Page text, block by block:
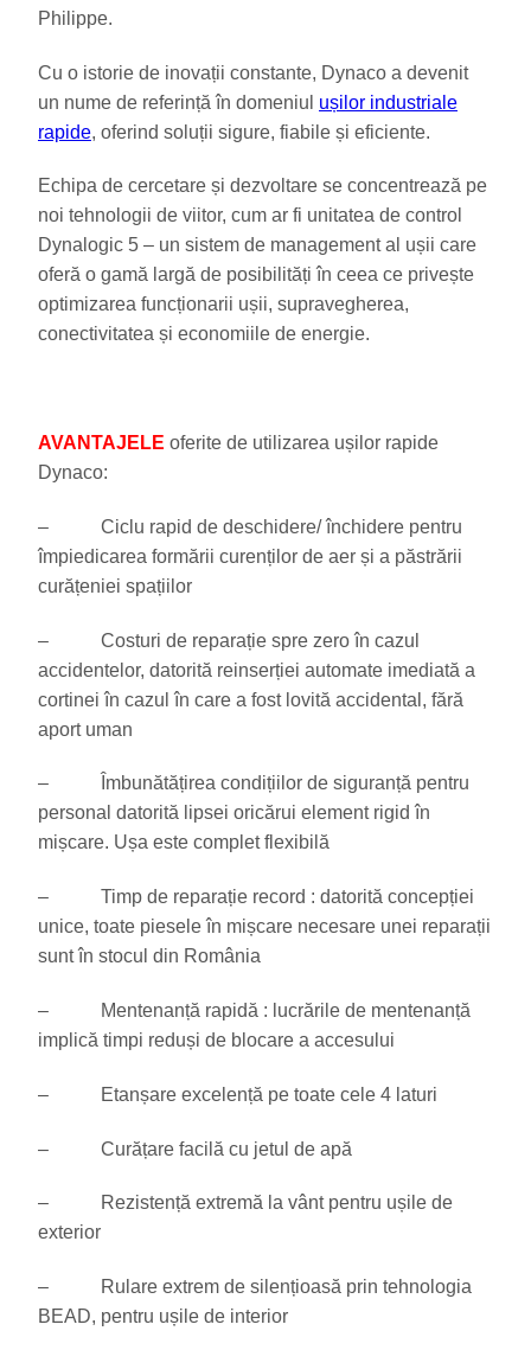
Philippe.
Cu o istorie de inovații constante, Dynaco a devenit
un nume de referință în domeniul ușilor industriale
rapide, oferind soluții sigure, fiabile și eficiente.
Echipa de cercetare și dezvoltare se concentrează pe
noi tehnologii de viitor, cum ar fi unitatea de control
Dynalogic 5 – un sistem de management al ușii care
oferă o gamă largă de posibilități în ceea ce privește
optimizarea funcționarii ușii, supravegherea,
conectivitatea și economiile de energie.
AVANTAJELE oferite de utilizarea ușilor rapide
Dynaco:
– Ciclu rapid de deschidere/ închidere pentru
împiedicarea formării curenților de aer și a păstrării
curățeniei spațiilor
– Costuri de reparație spre zero în cazul
accidentelor, datorită reinserției automate imediată a
cortinei în cazul în care a fost lovită accidental, fără
aport uman
– Îmbunătățirea condițiilor de siguranță pentru
personal datorită lipsei oricărui element rigid în
mișcare. Ușa este complet flexibilă
– Timp de reparație record : datorită concepției
unice, toate piesele în mișcare necesare unei reparații
sunt în stocul din România
– Mentenanță rapidă : lucrările de mentenanță
implică timpi reduși de blocare a accesului
– Etanșare excelență pe toate cele 4 laturi
– Curățare facilă cu jetul de apă
– Rezistență extremă la vânt pentru ușile de
exterior
– Rulare extrem de silențioasă prin tehnologia
BEAD, pentru ușile de interior